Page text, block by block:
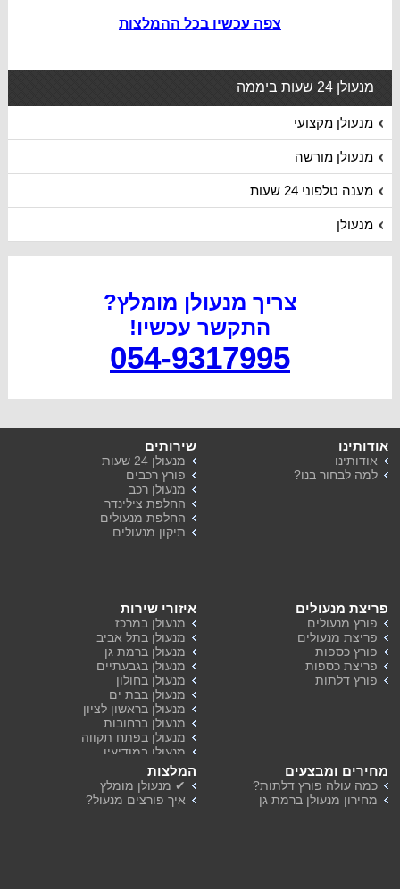
צפה עכשיו בכל ההמלצות
מנעולן 24 שעות ביממה
מנעולן מקצועי
מנעולן מורשה
מענה טלפוני 24 שעות
מנעולן
צריך מנעולן מומלץ?
התקשר עכשיו!
054-9317995
אודותינו
אודותינו
למה לבחור בנו?
שירותים
מנעולן 24 שעות
פורץ רכבים
מנעולן רכב
החלפת צילינדר
החלפת מנעולים
תיקון מנעולים
פריצת מנעולים
פורץ מנעולים
פריצת מנעולים
פורץ כספות
פריצת כספות
פורץ דלתות
איזורי שירות
מנעולן במרכז
מנעולן בתל אביב
מנעולן ברמת גן
מנעולן בגבעתיים
מנעולן בחולון
מנעולן בבת ים
מנעולן בראשון לציון
מנעולן ברחובות
מנעולן בפתח תקווה
מנעולן במודיעין
מנעולן ברמת השרון
מנעולן בהוד השרון
מחירים ומבצעים
כמה עולה פורץ דלתות?
מחירון מנעולן ברמת גן
המלצות
✔ מנעולן מומלץ
איך פורצים מנעול?